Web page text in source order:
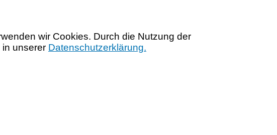
wir Cookies. Durch die Nutzung der
unserer Datenschutzerklärung.